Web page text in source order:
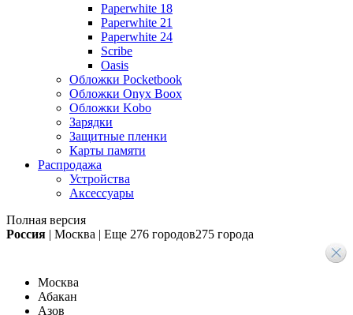
Paperwhite 18
Paperwhite 21
Paperwhite 24
Scribe
Oasis
Обложки Pocketbook
Обложки Onyx Boox
Обложки Kobo
Зарядки
Защитные пленки
Карты памяти
Распродажа
Устройства
Аксессуары
Полная версия
Россия | Москва | Еще 276 городов275 города
Москва
Абакан
Азов